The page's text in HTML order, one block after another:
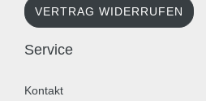
VERTRAG WIDERRUFEN
Service
Kontakt